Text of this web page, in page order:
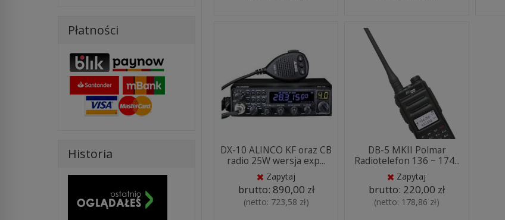
DX-10 ALINCO KF oraz CB
radio 25W wersja exp...
Zapytaj
brutto: 890,00 zł
(netto: 723,58 zł)
DB-5 MKII Polmar
Radiotelefon 136 ~ 174...
Zapytaj
brutto: 220,00 zł
(netto: 178,86 zł)
Płatności
Historia